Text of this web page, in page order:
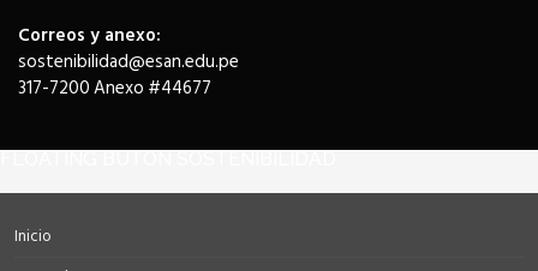
Correos y anexo:
sostenibilidad@esan.edu.pe
317-7200 Anexo #44677
Inicio